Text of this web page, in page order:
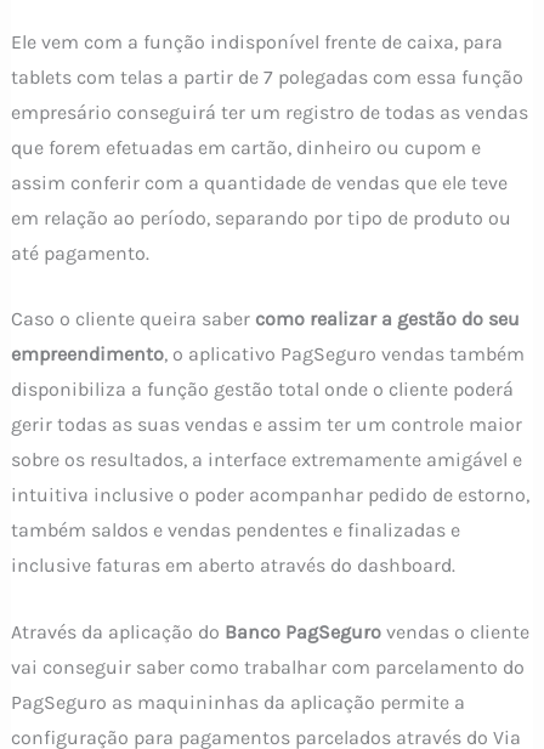
Ele vem com a função indisponível frente de caixa, para
tablets com telas a partir de 7 polegadas com essa função
empresário conseguirá ter um registro de todas as vendas
que forem efetuadas em cartão, dinheiro ou cupom e
assim conferir com a quantidade de vendas que ele teve
em relação ao período, separando por tipo de produto ou
até pagamento.
Caso o cliente queira saber como realizar a gestão do seu
empreendimento, o aplicativo PagSeguro vendas também
disponibiliza a função gestão total onde o cliente poderá
gerir todas as suas vendas e assim ter um controle maior
sobre os resultados, a interface extremamente amigável e
intuitiva inclusive o poder acompanhar pedido de estorno,
também saldos e vendas pendentes e finalizadas e
inclusive faturas em aberto através do dashboard.
Através da aplicação do Banco PagSegurovendas o cliente
vai conseguir saber como trabalhar com parcelamento do
PagSeguro as maquininhas da aplicação permite a
configuração para pagamentos parcelados através do Via